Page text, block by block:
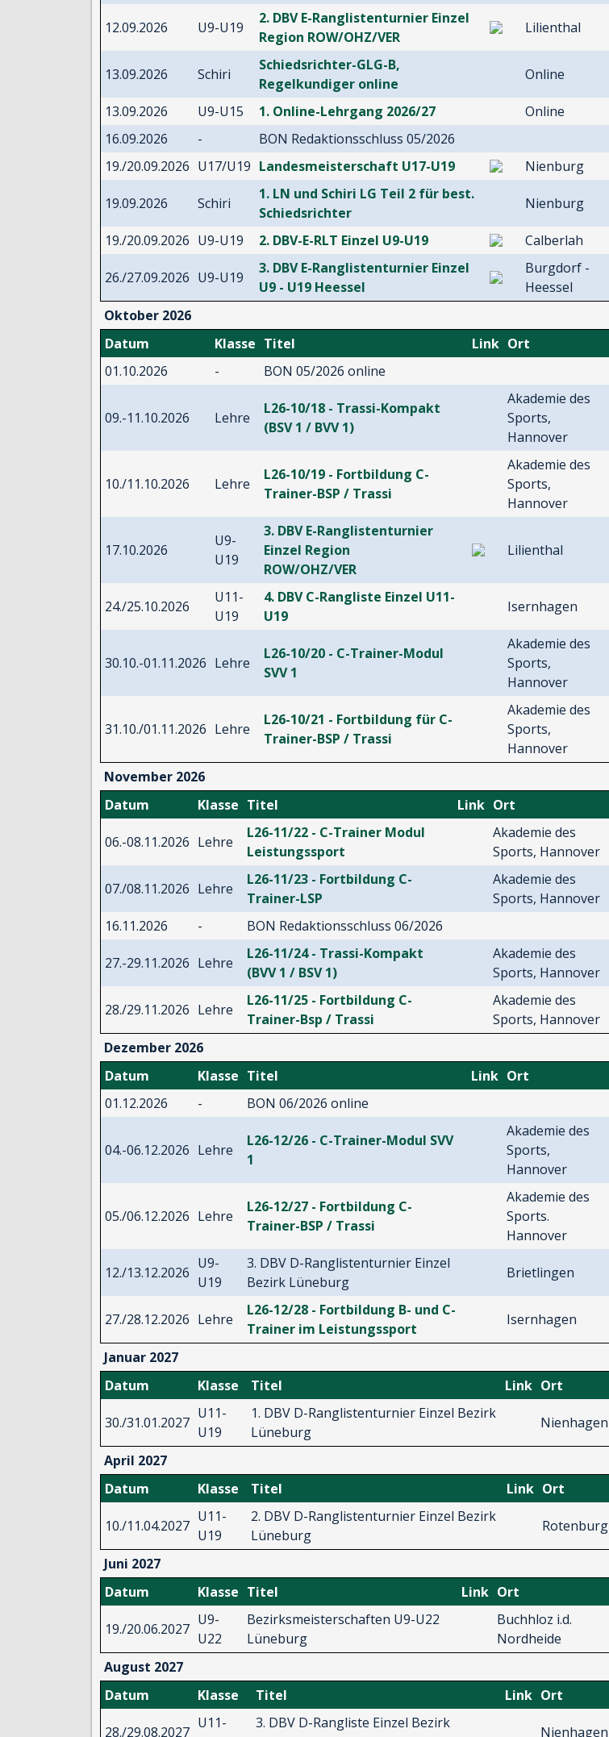
12.09.2026 U9-U19
2. DBV E-Ranglistenturnier Einzel
Region ROW/OHZ/VER
Lilienthal
13.09.2026 Schiri
Schiedsrichter-GLG-B,
Regelkundiger online
Online
13.09.2026 U9-U15 1. Online-Lehrgang 2026/27 Online
16.09.2026
- BON Redaktionsschluss 05/2026
19./20.09.2026 U17/U19 Landesmeisterschaft U17-U19 Nienburg
19.09.2026 Schiri
1. LN und Schiri LG Teil 2 für best.
Schiedsrichter
Nienburg
19./20.09.2026 U9-U19 2. DBV-E-RLT Einzel U9-U19 Calberlah
26./27.09.2026 U9-U19
3. DBV E-Ranglistenturnier Einzel
U9 - U19 Heessel
Burgdorf -
Heessel
Oktober 2026
Datum
Klasse Titel Link Ort
01.10.2026
- BON 05/2026 online
09.-11.10.2026 Lehre
L26-10/18 - Trassi-Kompakt
(BSV 1 / BVV 1)
Akademie des
Sports,
Hannover
10./11.10.2026 Lehre
L26-10/19 - Fortbildung C-
Trainer-BSP / Trassi
Akademie des
Sports,
Hannover
17.10.2026
U9-
U19
3. DBV E-Ranglistenturnier
Einzel Region
ROW/OHZ/VER
Lilienthal
24./25.10.2026
U11-
U19
4. DBV C-Rangliste Einzel U11-
U19
Isernhagen
30.10.-01.11.2026 Lehre
L26-10/20 - C-Trainer-Modul
SVV 1
Akademie des
Sports,
Hannover
31.10./01.11.2026 Lehre
L26-10/21 - Fortbildung für C-
Trainer-BSP / Trassi
Akademie des
Sports,
Hannover
November 2026
Datum
Klasse Titel Link Ort
06.-08.11.2026 Lehre
L26-11/22 - C-Trainer Modul
Leistungssport
Akademie des
Sports, Hannover
07./08.11.2026 Lehre
L26-11/23 - Fortbildung C-
Trainer-LSP
Akademie des
Sports, Hannover
16.11.2026 - BON Redaktionsschluss 06/2026
27.-29.11.2026 Lehre
L26-11/24 - Trassi-Kompakt
(BVV 1 / BSV 1)
Akademie des
Sports, Hannover
28./29.11.2026 Lehre
L26-11/25 - Fortbildung C-
Trainer-Bsp / Trassi
Akademie des
Sports, Hannover
Dezember 2026
Datum
Klasse Titel Link Ort
01.12.2026
- BON 06/2026 online
04.-06.12.2026 Lehre
L26-12/26 - C-Trainer-Modul SVV
1
Akademie des
Sports,
Hannover
05./06.12.2026 Lehre
L26-12/27 - Fortbildung C-
Trainer-BSP / Trassi
Akademie des
Sports.
Hannover
12./13.12.2026
U9-
U19
3. DBV D-Ranglistenturnier Einzel
Bezirk Lüneburg
Brietlingen
27./28.12.2026 Lehre
L26-12/28 - Fortbildung B- und C-
Trainer im Leistungssport
Isernhagen
Januar 2027
Datum
Klasse Titel Link Ort
30./31.01.2027
U11-
U19
1. DBV D-Ranglistenturnier Einzel Bezirk
Lüneburg
Nienhagen
April 2027
Datum
Klasse Titel Link Ort
10./11.04.2027
U11-
U19
2. DBV D-Ranglistenturnier Einzel Bezirk
Lüneburg
Rotenburg
Juni 2027
Datum
Klasse Titel Link Ort
19./20.06.2027
U9-
U22
Bezirksmeisterschaften U9-U22
Lüneburg
Buchhloz i.d.
Nordheide
August 2027
Datum
Klasse Titel Link Ort
28./29.08.2027
U11-
3. DBV D-Rangliste Einzel Bezirk
Nienhagen